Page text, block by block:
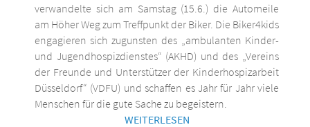
verwandelte sich am Samstag (15.6.) die Automeile
am Höher Weg zum Treffpunkt der Biker. Die Biker4kids
engagieren sich zugunsten des „ambulanten Kinder-
und Jugendhospizdienstes“ (AKHD) und des „Vereins
der Freunde und Unterstützer der Kinderhospizarbeit
Düsseldorf“ (VDFU) und schaffen es Jahr für Jahr viele
Menschen für die gute Sache zu begeistern.
WEITERLESEN